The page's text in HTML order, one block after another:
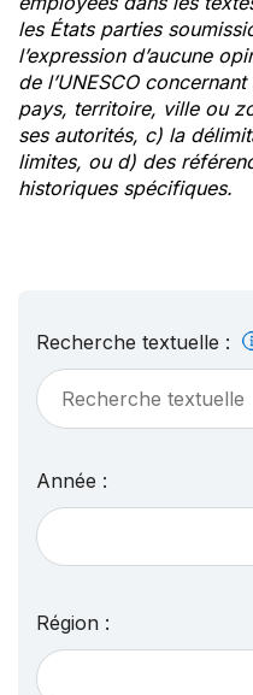
les États parties
l’expression d’aucune
de l’UNESCO
pays, territoire, ville ou
ses autorités, c) la
limites, ou d) des
historiques spécifiques.
Recherche textuelle :
Année :
Région :